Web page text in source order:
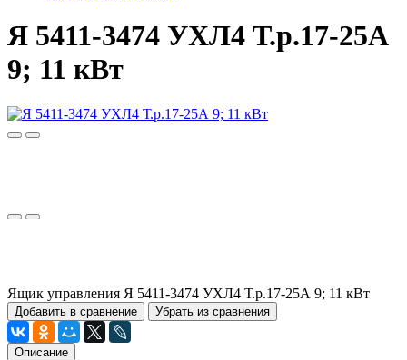
Я 5411-3474 УХЛ4 Т.р.17-25А
9; 11 кВт
Ящик управления Я 5411-3474 УХЛ4 Т.р.17-25А 9; 11 кВт
Добавить в сравнение Убрать из сравнения
Описание